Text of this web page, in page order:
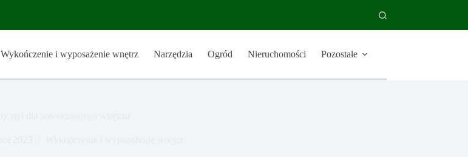
Wykończenie i wyposażenie wnętrz Narzędzia Ogród Nieruchomości Pozostałe